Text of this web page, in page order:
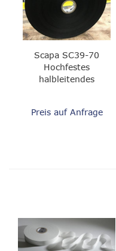
Scapa SC39-70
Hochfestes
halbleitendes
Preis auf Anfrage